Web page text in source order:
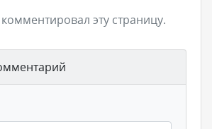
эту страницу.